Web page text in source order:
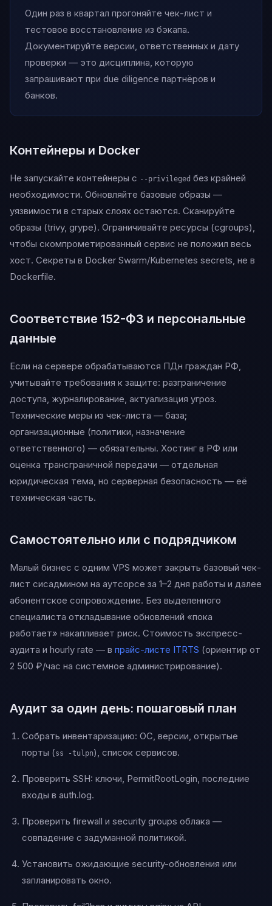
Один раз в квартал прогоняйте чек-лист и
тестовое восстановление из бэкапа.
Документируйте версии, ответственных и дату
проверки — это дисциплина, которую
запрашивают при due diligence партнёров и
банков.
Контейнеры и Docker
Не запускайте контейнеры с --privileged без крайней
необходимости. Обновляйте базовые образы —
уязвимости в старых слоях остаются. Сканируйте
образы (trivy, grype). Ограничивайте ресурсы (cgroups),
чтобы скомпрометированный сервис не положил весь
хост. Секреты в Docker Swarm/Kubernetes secrets, не в
Dockerfile.
Соответствие 152-ФЗ и персональные
данные
Если на сервере обрабатываются ПДн граждан РФ,
учитывайте требования к защите: разграничение
доступа, журналирование, актуализация угроз.
Технические меры из чек-листа — база;
организационные (политики, назначение
ответственного) — обязательны. Хостинг в РФ или
оценка трансграничной передачи — отдельная
юридическая тема, но серверная безопасность — её
техническая часть.
Самостоятельно или с подрядчиком
Малый бизнес с одним VPS может закрыть базовый чек-
лист сисадмином на аутсорсе за 1–2 дня работы и далее
абонентское сопровождение. Без выделенного
специалиста откладывание обновлений «пока
работает» накапливает риск. Стоимость экспресс-
аудита и hourly rate — в прайс-листе ITRTS (ориентир от
2 500 ₽/час на системное администрирование).
Аудит за один день: пошаговый план
Собрать инвентаризацию: ОС, версии, открытые
порты (ss -tulpn), список сервисов.
Проверить SSH: ключи, PermitRootLogin, последние
входы в auth.log.
Проверить firewall и security groups облака —
совпадение с задуманной политикой.
Установить ожидающие security-обновления или
запланировать окно.